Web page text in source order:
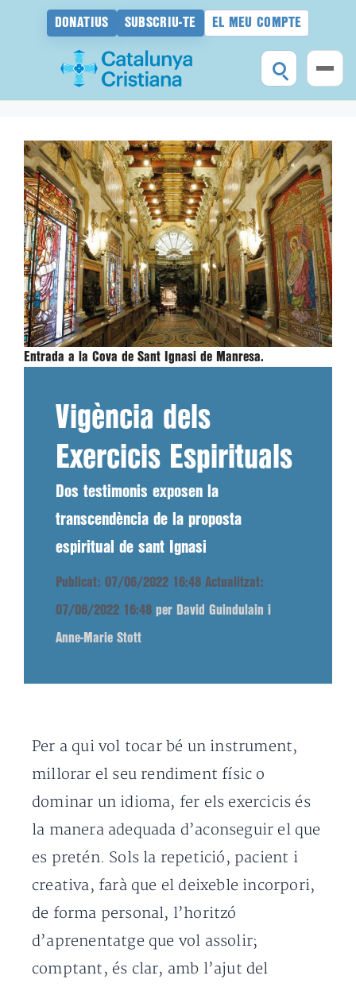
DONATIUS SUBSCRIU-TE EL MEU COMPTE
contingut
Entrada a la Cova de Sant Ignasi de Manresa.
Vigència dels
Exercicis Espirituals
Dos testimonis exposen la
transcendència de la proposta
espiritual de sant Ignasi
Publicat: 07/06/2022 16:48 Actualitzat:
07/06/2022 16:48 per David Guindulain i
Anne-Marie Stott
Per a qui vol tocar bé un instrument,
millorar el seu rendiment físic o
dominar un idioma, fer els exercicis és
la manera adequada d’aconseguir el que
es pretén. Sols la repetició, pacient i
creativa, farà que el deixeble incorpori,
de forma personal, l’horitzó
d’aprenentatge que vol assolir;
comptant, és clar, amb l’ajut del